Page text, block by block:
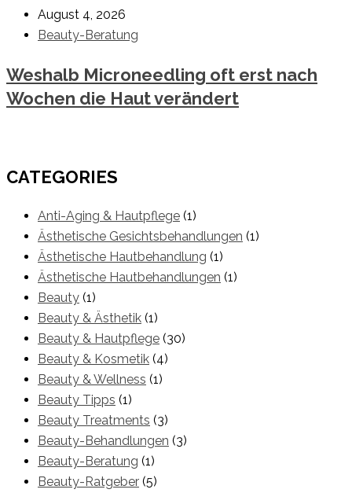
August 4, 2026
Beauty-Beratung
Weshalb Microneedling oft erst nach
Wochen die Haut verändert
CATEGORIES
Anti-Aging & Hautpflege (1)
Ästhetische Gesichtsbehandlungen (1)
Ästhetische Hautbehandlung (1)
Ästhetische Hautbehandlungen (1)
Beauty (1)
Beauty & Ästhetik (1)
Beauty & Hautpflege (30)
Beauty & Kosmetik (4)
Beauty & Wellness (1)
Beauty Tipps (1)
Beauty Treatments (3)
Beauty-Behandlungen (3)
Beauty-Beratung (1)
Beauty-Ratgeber (5)